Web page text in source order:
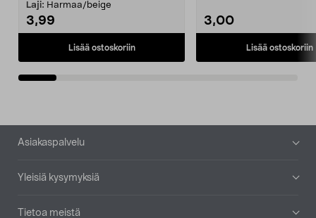
Laji: Harmaa/beige
3,99
Lisää ostoskoriin
3,00
Lisää ostoskoriin
Alatunniste
Asiakaspalvelu
Yleisiä kysymyksiä
Tietoa meistä